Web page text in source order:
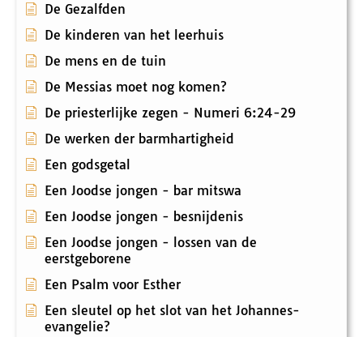
De Gezalfden
De kinderen van het leerhuis
De mens en de tuin
De Messias moet nog komen?
De priesterlijke zegen - Numeri 6:24-29
De werken der barmhartigheid
Een godsgetal
Een Joodse jongen - bar mitswa
Een Joodse jongen - besnijdenis
Een Joodse jongen - lossen van de
eerstgeborene
Een Psalm voor Esther
Een sleutel op het slot van het Johannes-
evangelie?